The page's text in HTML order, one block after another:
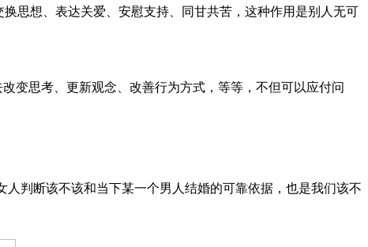
思想、表达关爱、安慰支持、同甘共苦，这种作用是别人无可
变思考、更新观念、改善行为方式，等等，不但可以应付问
判断该不该和当下某一个男人结婚的可靠依据，也是我们该不